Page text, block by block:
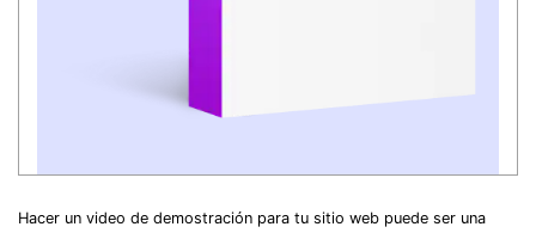
Hacer un video de demostración para tu sitio web puede ser una